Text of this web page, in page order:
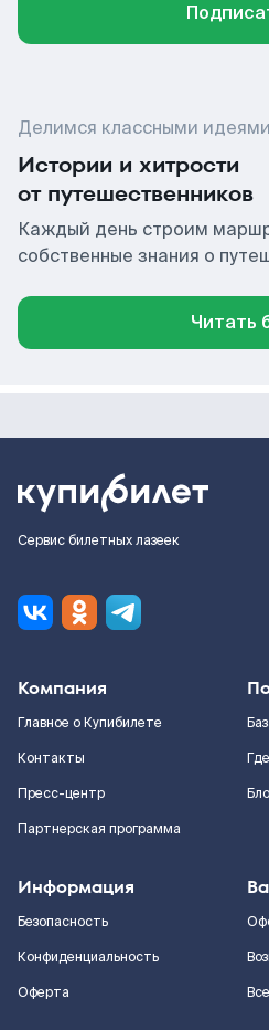
Делимся классными идеями
Истории и хитрости
от путешественников
Каждый день строим
собственные знания о
Читать
Сервис билетных лазеек
Компания
Главное о Купибилете
Контакты
Пресс-центр
Партнерская программа
Информация
Безопасность
Конфиденциальность
Оферта